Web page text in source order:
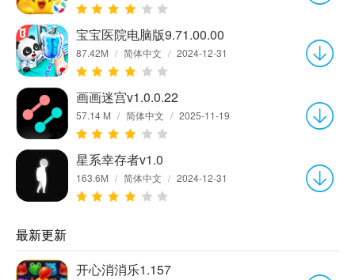
宝宝医院电脑版9.71.00.00
87.42M / 简体中文 / 2024-12-31
画画迷宫v1.0.0.22
57.14 M / 简体中文 / 2025-11-19
星系幸存者v1.0
163.6M / 简体中文 / 2024-12-31
最新更新
开心消消乐1.157